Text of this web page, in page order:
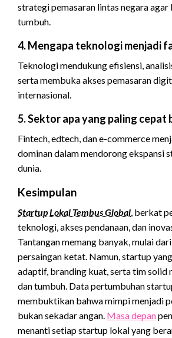
strategi pemasaran lintas negara
tumbuh.
4. Mengapa teknologi menjadi
Teknologi mendukung efisiensi,
serta membuka akses pemasaran
internasional.
5. Sektor apa yang paling cepat
Fintech, edtech, dan e-commerce
dominan dalam mendorong ekspansi
dunia.
Kesimpulan
Startup Lokal Tembus Global , berkat
teknologi, akses pendanaan, dan
Tantangan memang banyak, mulai
persaingan ketat. Namun, startup
adaptif, branding kuat, serta tim solid
dan tumbuh. Data pertumbuhan
membuktikan bahwa mimpi menjadi
bukan sekadar angan. Masa depan
menanti setiap startup lokal yang